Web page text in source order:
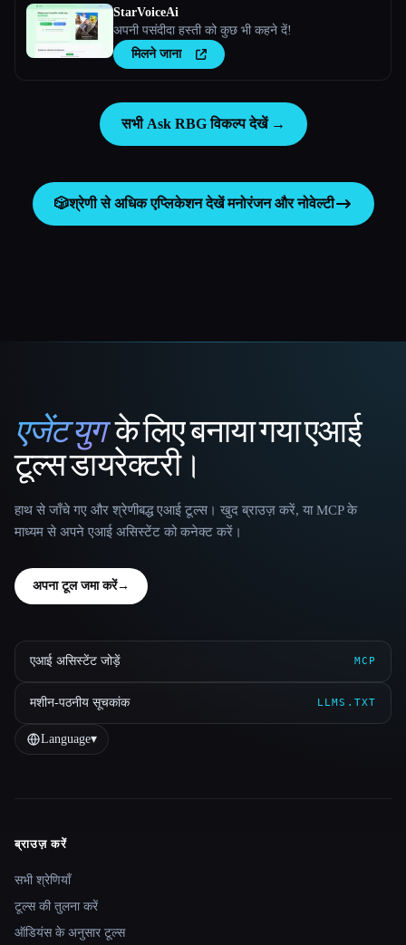
StarVoiceAi
अपनी पसंदीदा हस्ती को कुछ भी कहने दें!
मिलने जाना
सभी Ask RBG विकल्प देखें →
🎲श्रेणी से अधिक एप्लिकेशन देखेंमनोरंजन और नोवेल्टी
That AI Collection
एजेंट युगके लिए बनाया गया एआई
टूल्स डायरेक्टरी।
हाथ से जाँचे गए और श्रेणीबद्ध एआई टूल्स। खुद ब्राउज़ करें, या MCP के
माध्यम से अपने एआई असिस्टेंट को कनेक्ट करें।
अपना टूल जमा करें→
एआई असिस्टेंट जोड़ें MCP
मशीन-पठनीय सूचकांक LLMS.TXT
Language▾
Site navigation
ब्राउज़ करें
सभी श्रेणियाँ
टूल्स की तुलना करें
ऑडियंस के अनुसार टूल्स